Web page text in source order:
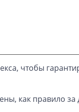
чтобы
как правило за